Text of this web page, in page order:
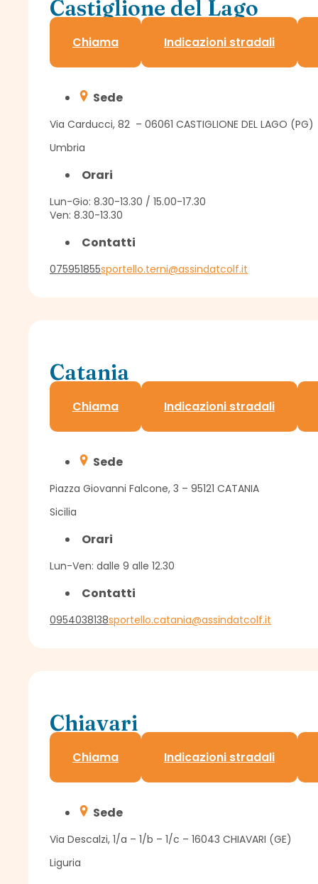
Castiglione del Lago
Sportello Assindatcolf c/o Confagricoltura
Chiama Indicazioni stradali
Sede
Via Carducci, 82 – 06061 CASTIGLIONE DEL LAGO (PG)
Umbria
Orari
Lun-Gio: 8.30-13.30 / 15.00-17.30
Ven: 8.30-13.30
Contatti
075951855sportello.terni@assindatcolf.it
Catania
Sportello Assindatcolf c/o Confagricoltura
Chiama Indicazioni stradali
Sede
Piazza Giovanni Falcone, 3 – 95121 CATANIA
Sicilia
Orari
Lun-Ven: dalle 9 alle 12.30
Contatti
0954038138sportello.catania@assindatcolf.it
Chiavari
Delegazione Assindatcolf
Chiama Indicazioni stradali
Sede
Via Descalzi, 1/a – 1/b – 1/c – 16043 CHIAVARI (GE)
Liguria